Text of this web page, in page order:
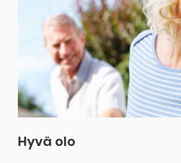
Hyvä olo